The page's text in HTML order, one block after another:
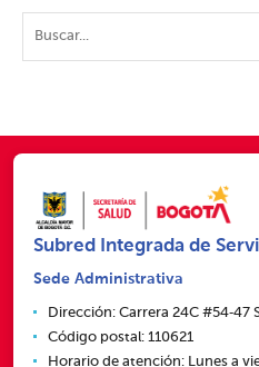
Subred Integrada de
Sede Administrativa
Dirección: Carrera 24C #54‑47
Código postal: 110621
Horario de atención: Lunes a